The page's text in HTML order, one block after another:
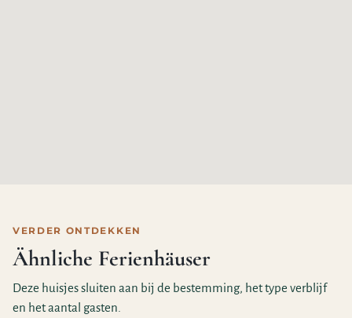
VERDER ONTDEKKEN
Ähnliche Ferienhäuser
Deze huisjes sluiten aan bij de bestemming, het type verblijf
en het aantal gasten.